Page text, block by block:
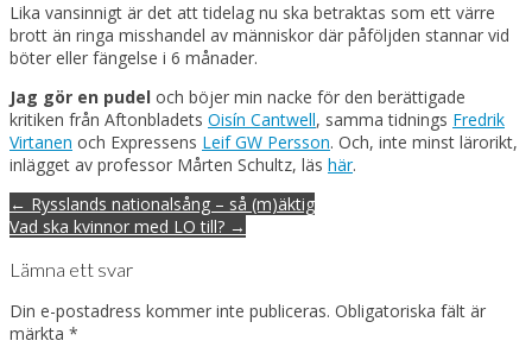
Lika vansinnigt är det att tidelag nu ska betraktas som ett värre
brott än ringa misshandel av människor där påföljden stannar vid
böter eller fängelse i 6 månader.
Jag gör en pudel och böjer min nacke för den berättigade
kritiken från Aftonbladets Oisín Cantwell, samma tidnings Fredrik
Virtanen och Expressens Leif GW Persson. Och, inte minst lärorikt,
inlägget av professor Mårten Schultz, läs här.
Post
navigation
← Rysslands nationalsång – så (m)äktig
Vad ska kvinnor med LO till? →
Lämna ett svar
Din e-postadress kommer inte publiceras. Obligatoriska fält är
märkta *